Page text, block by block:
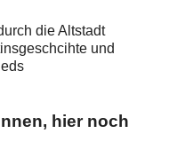
die Altstadt
und
hier noch